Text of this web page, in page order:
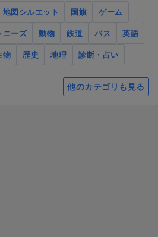
地図シルエット 国旗
ゲーム
ニーズ 動物 鉄道 バス
英語
物 歴史 地理 診断・占い
他のカテゴリも見る